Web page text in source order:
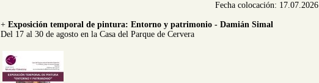
Fecha colocación: 17.07.2026
+ Exposición temporal de pintura: Entorno y patrimonio - Damián Simal
Del 17 al 30 de agosto en la Casa del Parque de Cervera